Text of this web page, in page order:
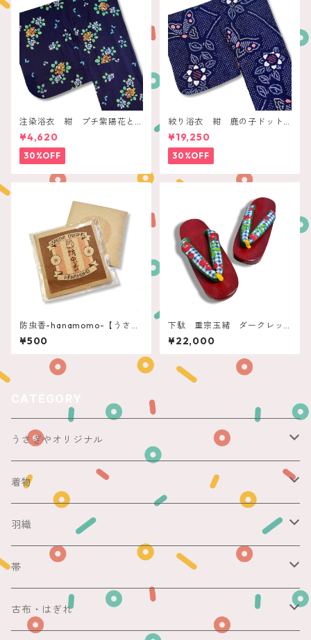
注染浴衣 紺 プチ紫陽花と
蝶々
¥4,620
30%OFF
絞り浴衣 紺 鹿の子ドット
にお花と蝶々
¥19,250
30%OFF
防虫香-hanamomo-【うさぎ
やoriginal】
¥500
下駄 重宗玉緒 ダークレッ
ド チェリーチェック
¥22,000
うさぎやオリジナル
ericoさん
レース足袋
マスキングテープ
防虫香
着物
袷
銘仙
紬
単衣
銘仙
夏
羽織
銘仙
その他
帯
名古屋帯
古布・はぎれ